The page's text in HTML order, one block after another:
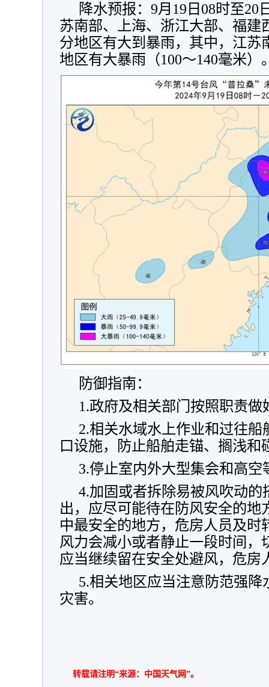
降水预报：9月19日08时至20
苏南部、上海、浙江大部、福建
分地区有大到暴雨，其中，江苏
地区有大暴雨（100～140毫米）
防御指南：
1.政府及相关部门按照职责
2.相关水域水上作业和过往
口设施，防止船舶走锚、搁浅和
3.停止室内外大型集会和高空
4.加固或者拆除易被风吹动
出，应尽可能待在防风安全的地
中最安全的地方，危房人员及时
风力会减小或者静止一段时间，
应当继续留在安全处避风，危房
5.相关地区应当注意防范强
灾害。
转载请注明“来源：中国天气网”。